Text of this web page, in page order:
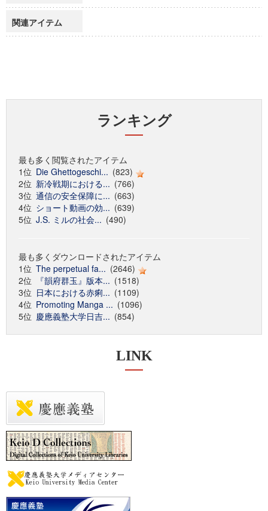
関連アイテム
ランキング
最も多く閲覧されたアイテム
1位 Die Ghettogeschi... (823)
2位 新冷戦期における... (766)
3位 通信の安全保障に... (663)
4位 ショート動画の効... (639)
5位 J.S. ミルの社会... (490)
最も多くダウンロードされたアイテム
1位 The perpetual fa... (2646)
2位
『韻府群玉』版本... (1518)
3位 日本における赤痢... (1109)
4位 Promoting Manga ... (1096)
5位 慶應義塾大学日吉... (854)
LINK